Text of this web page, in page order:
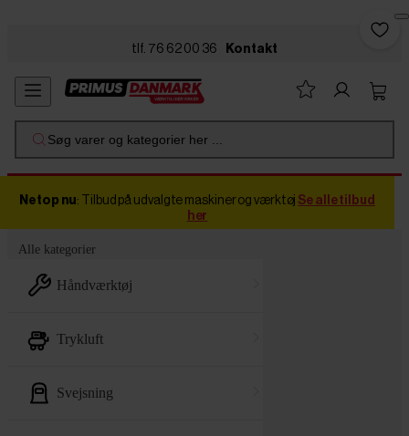
tlf. 76 62 00 36 Kontakt
Søg varer og kategorier her ...
Netop nu: Tilbud på udvalgte maskiner og værktøj Se alle tilbud
her
Alle kategorier
håndværktøj
trykluft
svejsning